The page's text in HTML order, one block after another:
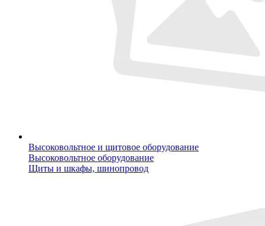
Высоковольтное и щитовое оборудование
Высоковольтное оборудование
Щиты и шкафы, шинопровод